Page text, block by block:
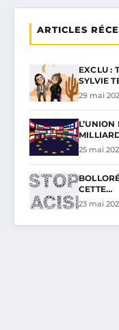
ARTICLES
EXCLU :
SYLVIE
29 mai
25 mai
CETTE…
23 mai